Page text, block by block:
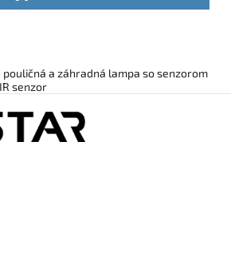
pouličná a záhradná lampa so senzorom
senzor